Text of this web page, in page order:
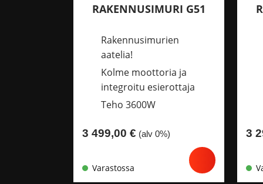
RAKENNUSIMURI G51
Rakennusimurien
aatelia!
Kolme moottoria ja
integroitu esierottaja
Teho 3600W
3 499,00 € (alv 0%)
Varastossa
3